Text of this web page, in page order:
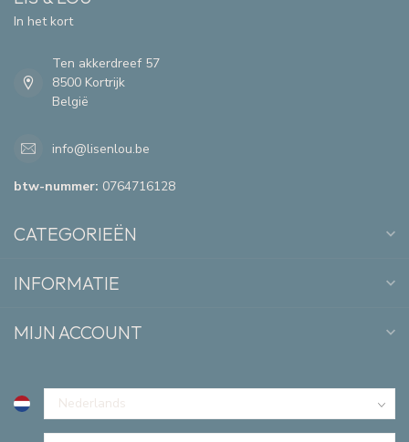
In het kort
Ten akkerdreef 57
8500 Kortrijk
België
info@lisenlou.be
btw-nummer: 0764716128
CATEGORIEËN
INFORMATIE
MIJN ACCOUNT